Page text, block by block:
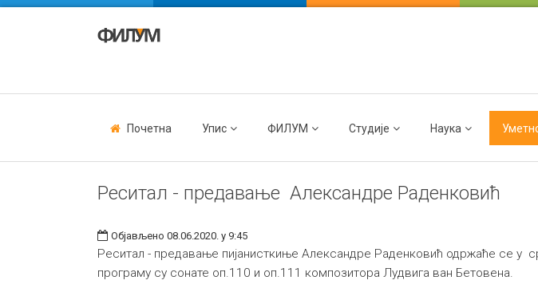
Почетна Упис ФИЛУМ Студије Наука
Реситал - предавање Александре Раденковић
Објављено 08.06.2020. у 9:45
Реситал - предавање пијанисткиње Александре Раденковић одржаће се у
програму су сонате оп.110 и оп.111 композитора Лудвига ван Бетовена.